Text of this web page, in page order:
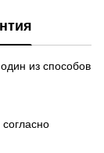
из способов